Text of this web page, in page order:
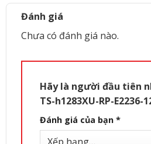
Đánh giá
Chưa có đánh giá nào.
Hãy là người đầu tiên
TS-h1283XU-RP-E2236-
Đánh giá của bạn *